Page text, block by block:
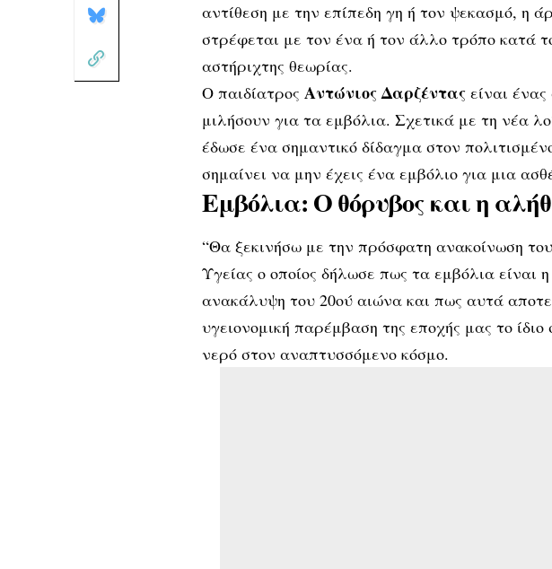
αντίθεση με την επίπεδη γη ή τον ψεκασμό, η
στρέφεται με τον ένα ή τον άλλο τρόπο κατά
αστήριχτης θεωρίας.
Ο παιδίατρος Αντώνιος Δαρζένταςείναι
μιλήσουν για τα εμβόλια. Σχετικά με τη νέα
έδωσε ένα σημαντικό δίδαγμα στον
σημαίνει να μην έχεις ένα εμβόλιο για μια
Εμβόλια: Ο θόρυβος και η
“Θα ξεκινήσω με την πρόσφατη ανακοίνωση
Υγείας ο οποίος δήλωσε πως τα εμβόλια είναι
ανακάλυψη του 20ού αιώνα και πως αυτά
υγειονομική παρέμβαση της εποχής μας το
νερό στον αναπτυσσόμενο κόσμο.